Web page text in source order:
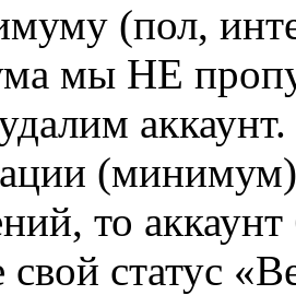
(пол,
мы НЕ
то
свой статус